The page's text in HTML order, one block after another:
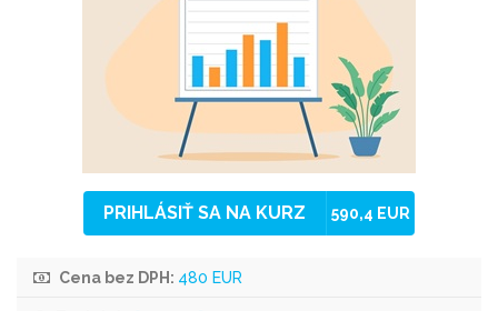
PRIHLÁSIŤ SA NA KURZ 590,4 EUR
Cena bez DPH: 480 EUR